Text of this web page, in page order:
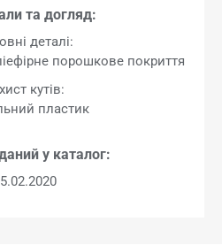
та догляд:
деталі:
порошкове покриття
кутів:
пластик
у каталог: